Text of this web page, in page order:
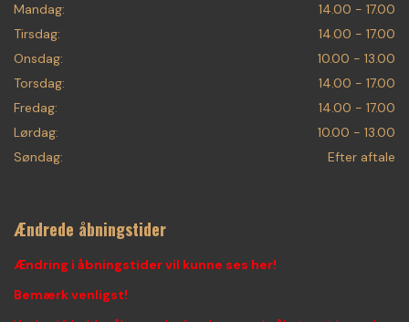
Mandag:
14.00 - 17.00
Tirsdag:
14.00 - 17.00
Onsdag:
10.00 - 13.00
Torsdag:
14.00 - 17.00
Fredag:
14.00 - 17.00
Lørdag:
10.00 - 13.00
Søndag:
Efter aftale
Ændrede åbningstider
Ændring i åbningstider vil kunne ses her!
Bemærk venligst!